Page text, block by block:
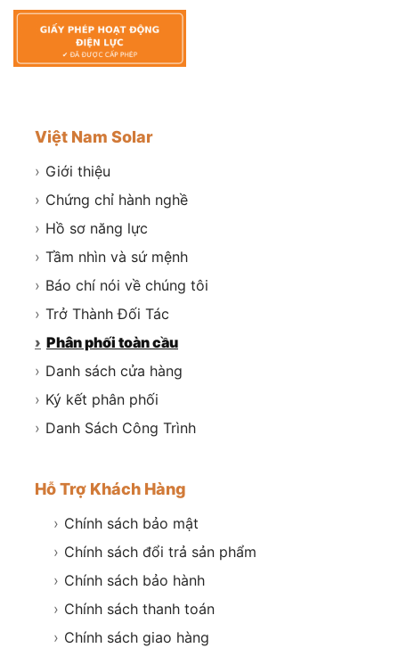
Việt Nam Solar
› Giới thiệu
› Chứng chỉ hành nghề
› Hồ sơ năng lực
› Tầm nhìn và sứ mệnh
› Báo chí nói về chúng tôi
› Trở Thành Đối Tác
› Phân phối toàn cầu
› Danh sách cửa hàng
› Ký kết phân phối
› Danh Sách Công Trình
Hỗ Trợ Khách Hàng
› Chính sách bảo mật
› Chính sách đổi trả sản phẩm
› Chính sách bảo hành
› Chính sách thanh toán
› Chính sách giao hàng